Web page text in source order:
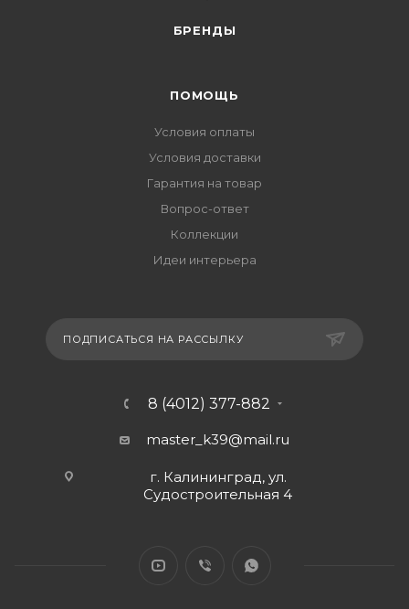
БРЕНДЫ
ПОМОЩЬ
Условия оплаты
Условия доставки
Гарантия на товар
Вопрос-ответ
Коллекции
Идеи интерьера
ПОДПИСАТЬСЯ НА РАССЫЛКУ
8 (4012) 377-882
master_k39@mail.ru
г. Калининград, ул.
Судостроительная 4